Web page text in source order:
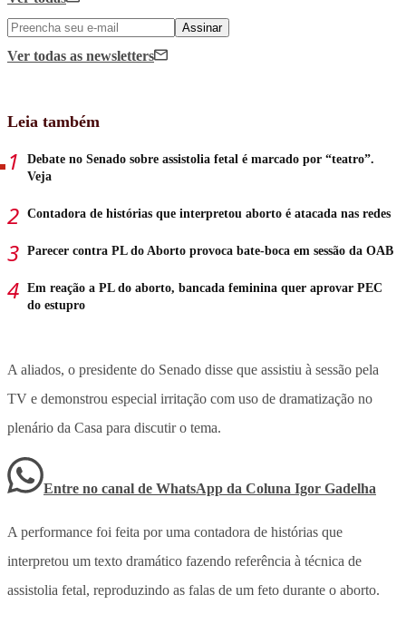
Assinar
Ver todas as newsletters
Leia também
Debate no Senado sobre assistolia fetal é marcado por “teatro”.
Veja
Contadora de histórias que interpretou aborto é atacada nas redes
Parecer contra PL do Aborto provoca bate-boca em sessão da OAB
Em reação a PL do aborto, bancada feminina quer aprovar PEC
do estupro
A aliados, o presidente do Senado disse que assistiu à sessão pela
TV e demonstrou especial irritação com uso de dramatização no
plenário da Casa para discutir o tema.
Entre no canal de WhatsApp da Coluna Igor Gadelha
A performance foi feita por uma contadora de histórias que
interpretou um texto dramático fazendo referência à técnica de
assistolia fetal, reproduzindo as falas de um feto durante o aborto.